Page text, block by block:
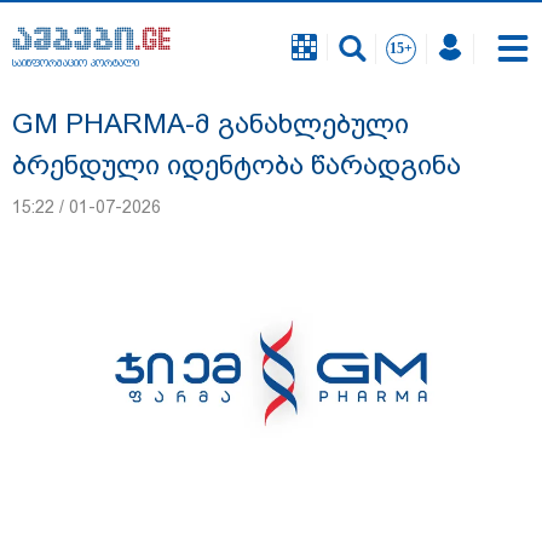
საინფორმაციო პორტალი
გიგა ავალიანის საქმეზე დაკავებულ ორ
საინფორმაციო პორტალი
GM PHARMA-მ განახლებული
ბრენდული იდენტობა წარადგინა
15:22 / 01-07-2026